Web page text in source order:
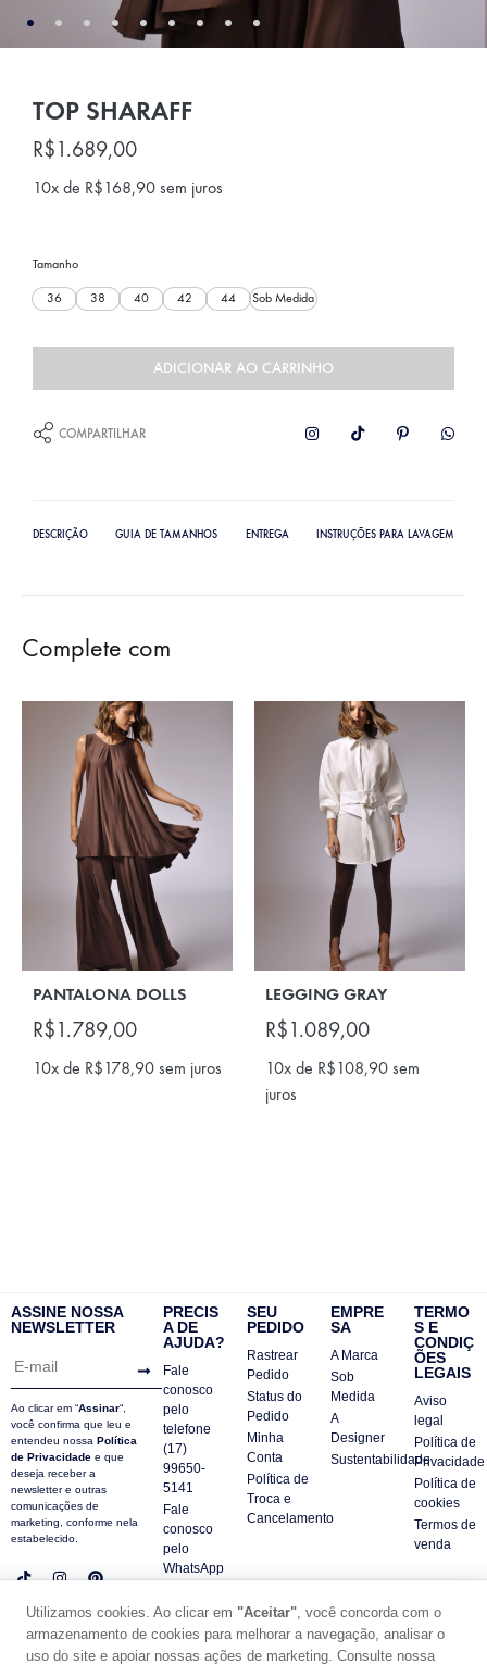
TOP SHARAFF
R$1.689,00
10x de R$168,90 sem juros
Tamanho
36 38 40 42 44 Sob Medida
ADICIONAR AO CARRINHO
COMPARTILHAR
DESCRIÇÃO GUIA DE TAMANHOS ENTREGA INSTRUÇÕES PARA LAVAGEM
Complete com
PANTALONA DOLLS
R$1.789,00
10x de R$178,90 sem juros
LEGGING GRAY
R$1.089,00
10x de R$108,90 sem
juros
ASSINE NOSSA
NEWSLETTER
Ao clicar em “Assinar“,
você confirma que leu e
entendeu nossa Política
de Privacidade e que
deseja receber a
newsletter e outras
comunicações de
marketing, conforme nela
estabelecido.
PRECIS
A DE
AJUDA?
Fale
conosco
pelo
telefone
(17)
99650-
5141
Fale
conosco
pelo
WhatsApp
FAQ
SEU
PEDIDO
Rastrear
Pedido
Status do
Pedido
Minha
Conta
Política de
Troca e
Cancelamento
EMPRE
SA
A Marca
Sob
Medida
A
Designer
Sustentabilidade
TERMO
S E
CONDIÇ
ÕES
LEGAIS
Aviso
legal
Política de
Privacidade
Política de
cookies
Termos de
venda
© DUE PANNO - 2024 -
Utilizamos cookies. Ao clicar em "Aceitar", você concorda com o
armazenamento de cookies para melhorar a navegação, analisar o
uso do site e apoiar nossas ações de marketing. Consulte nossa